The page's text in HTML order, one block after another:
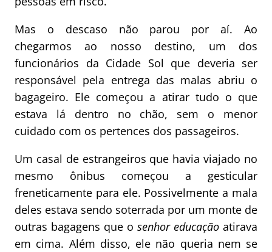
Mas o descaso não parou por aí. Ao
chegarmos ao nosso destino, um dos
funcionários da Cidade Sol que deveria ser
responsável pela entrega das malas abriu o
bagageiro. Ele começou a atirar tudo o que
estava lá dentro no chão, sem o menor
cuidado com os pertences dos passageiros.
Um casal de estrangeiros que havia viajado no
mesmo ônibus começou a gesticular
freneticamente para ele. Possivelmente a mala
deles estava sendo soterrada por um monte de
outras bagagens que o senhor educação atirava
em cima. Além disso, ele não queria nem se